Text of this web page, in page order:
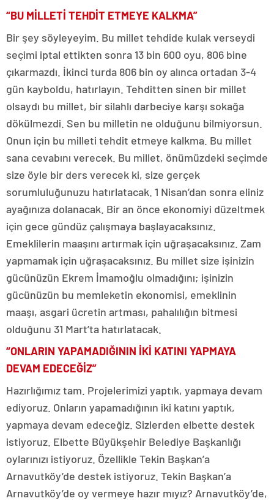
“BU MİLLETİ TEHDİT ETMEYE KALKMA”
Bir şey söyleyeyim. Bu millet tehdide kulak verseydi
seçimi iptal ettikten sonra 13 bin 600 oyu, 806 bine
çıkarmazdı. İkinci turda 806 bin oy alınca ortadan 3-4
gün kayboldu, hatırlayın. Tehditten sinen bir millet
olsaydı bu millet, bir silahlı darbeciye karşı sokağa
dökülmezdi. Sen bu milletin ne olduğunu bilmiyorsun.
Onun için bu milleti tehdit etmeye kalkma. Bu millet
sana cevabını verecek. Bu millet, önümüzdeki seçimde
size öyle bir ders verecek ki, size gerçek
sorumluluğunuzu hatırlatacak. 1 Nisan’dan sonra eliniz
ayağınıza dolanacak. Bir an önce ekonomiyi düzeltmek
için gece gündüz çalışmaya başlayacaksınız.
Emeklilerin maaşını artırmak için uğraşacaksınız. Zam
yapmamak için uğraşacaksınız. Bu millet size işinizin
gücünüzün Ekrem İmamoğlu olmadığını; işinizin
gücünüzün bu memleketin ekonomisi, emeklinin
maaşı, asgari ücretin artması, pahalılığın bitmesi
olduğunu 31 Mart’ta hatırlatacak.
“ONLARIN YAPAMADIĞININ İKİ KATINI YAPMAYA
DEVAM EDECEĞİZ”
Hazırlığımız tam. Projelerimizi yaptık, yapmaya devam
ediyoruz. Onların yapamadığının iki katını yaptık,
yapmaya devam edeceğiz. Sizlerden elbette destek
istiyoruz. Elbette Büyükşehir Belediye Başkanlığı
oylarınızı istiyoruz. Özellikle Tekin Başkan’a
Arnavutköy’de destek istiyoruz. Tekin Başkan’a
Arnavutköy’de oy vermeye hazır mıyız? Arnavutköy’de,